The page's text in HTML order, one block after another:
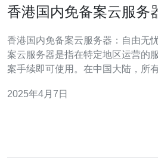
香港国内免备案云服务
香港国内免备案云服务器：自由无忧的
案云服务器是指在特定地区运营的
案手续即可使用。在中国大陆，所
其网站。 香港国内免备案云服务器具有以下优势： 自由度
2025年4月7日